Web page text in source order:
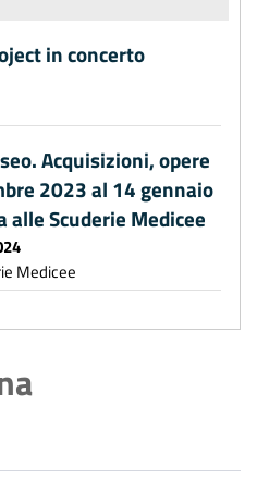
in concerto
Acquisizioni, opere
2023 al 14 gennaio
Scuderie Medicee
Medicee